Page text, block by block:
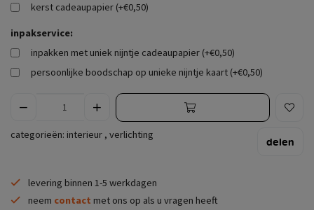
kerst cadeaupapier (+€0,50)
inpakservice:
inpakken met uniek nijntje cadeaupapier (+€0,50)
persoonlijke boodschap op unieke nijntje kaart (+€0,50)
categorieën: interieur , verlichting
delen
levering binnen 1-5 werkdagen
neem contact met ons op als u vragen heeft